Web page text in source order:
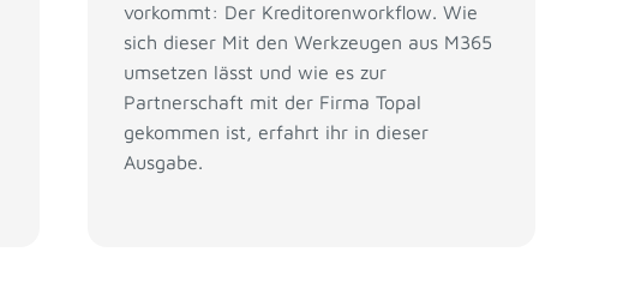
vorkommt: Der Kreditorenworkflow. Wie
sich dieser Mit den Werkzeugen aus M365
umsetzen lässt und wie es zur
Partnerschaft mit der Firma Topal
gekommen ist, erfahrt ihr in dieser
Ausgabe.